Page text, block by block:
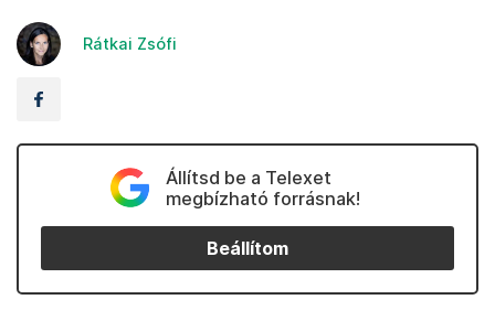
Rátkai Zsófi
Állítsd be a Telexet
megbízható forrásnak!
Beállítom